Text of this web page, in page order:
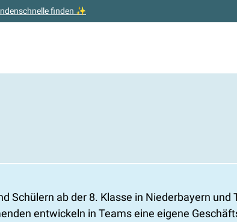
finden ✨
Schülern ab der 8. Klasse in Niederbayern und
entwickeln in Teams eine eigene